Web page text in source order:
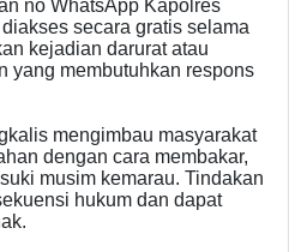
no WhatsApp Kapolres
secara gratis selama
kejadian darurat atau
yang membutuhkan respons
mengimbau masyarakat
dengan cara membakar,
musim kemarau. Tindakan
hukum dan dapat